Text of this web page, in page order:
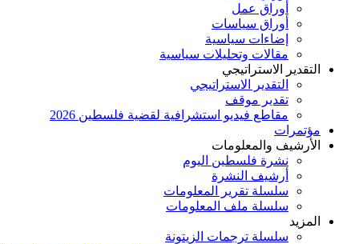
أوراق عمل
أوراق سياسات
إضاءات سياسية
مقالات وتحليلات سياسية
التقدير الاستراتيجي
التقدير الاستراتيجي
تقدير موقف
مقاطع فيديو استشرافية لقضية فلسطين 2026
مؤتمرات
الأرشيف والمعلومات
نشرة فلسطين اليوم
أرشيف النشرة
سلسلة تقرير المعلومات
سلسلة ملف المعلومات
المزيد
سلسلة ترجمات الزيتونة